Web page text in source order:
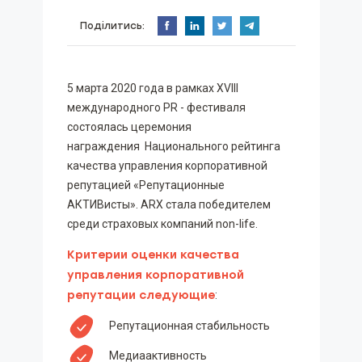
Поділитись:
5 марта 2020 года в рамках XVIII
международного PR - фестиваля
состоялась церемония
награждения Национального рейтинга
качества управления корпоративной
репутацией «Репутационные
АКТИВисты». ARX стала победителем
среди страховых компаний non-life.
Критерии оценки качества
управления корпоративной
репутации следующие:
Репутационная стабильность
Медиаактивность